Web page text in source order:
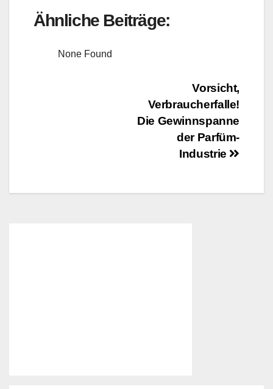
Ähnliche Beiträge:
None Found
BeitragsnavigationVorsicht,
Verbraucherfalle!
Die Gewinnspanne
der Parfüm-
Industrie